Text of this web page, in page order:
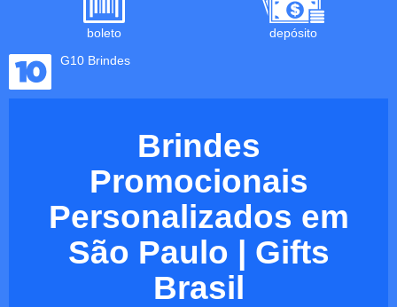
boleto
depósito
G10 Brindes
Brindes
Promocionais
Personalizados em
São Paulo | Gifts
Brasil